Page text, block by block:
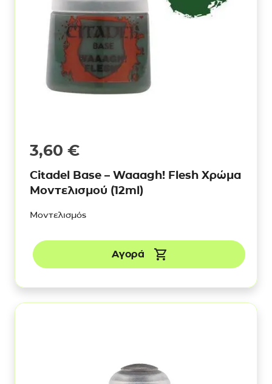
3,60 €
Citadel Base – Waaagh! Flesh Χρώμα
Μοντελισμού (12ml)
Μοντελισμός
Αγορά